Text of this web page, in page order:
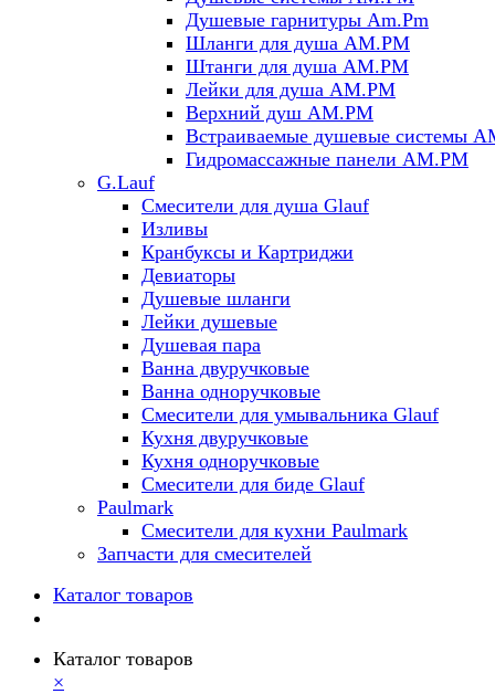
Душевые гарнитуры Am.Pm
Шланги для душа AM.PM
Штанги для душа AM.PM
Лейки для душа AM.PM
Верхний душ AM.PM
Встраиваемые душевые системы
Гидромассажные панели AM.PM
G.Lauf
Смесители для душа Glauf
Изливы
Кранбуксы и Картриджи
Девиаторы
Душевые шланги
Лейки душевые
Душевая пара
Ванна двуручковые
Ванна одноручковые
Смесители для умывальника Glauf
Кухня двуручковые
Кухня одноручковые
Смесители для биде Glauf
Paulmark
Смесители для кухни Paulmark
Запчасти для смесителей
Каталог товаров
Каталог товаров
×